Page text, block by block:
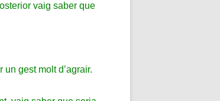
vaig saber que
gest molt d’agrair.